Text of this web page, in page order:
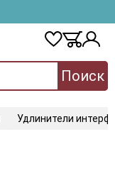
Поиск
Удлинители